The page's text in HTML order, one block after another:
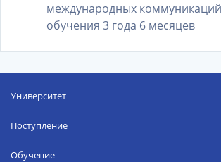
международных
обучения 3 года 6 месяцев
Университет
Поступление
Обучение